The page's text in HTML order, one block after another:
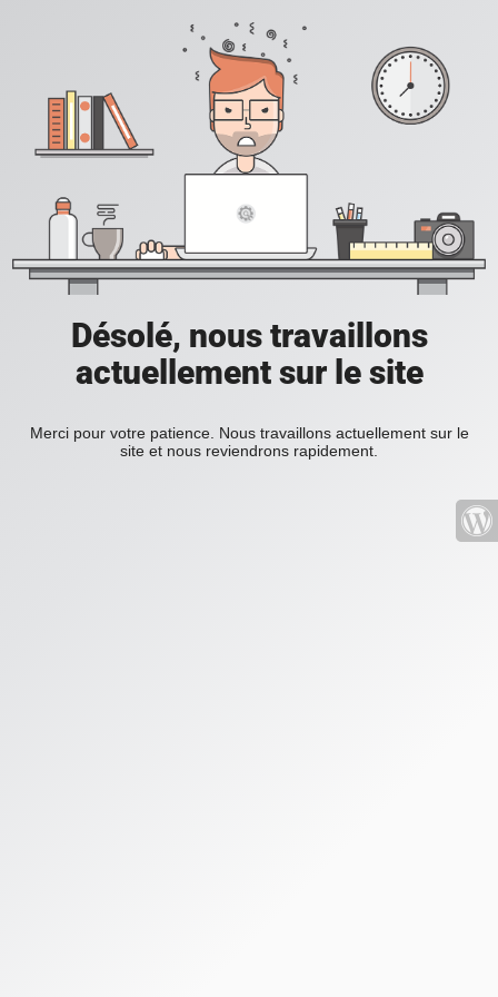
Désolé, nous travaillons
actuellement sur le site
Merci pour votre patience. Nous travaillons actuellement sur le
site et nous reviendrons rapidement.